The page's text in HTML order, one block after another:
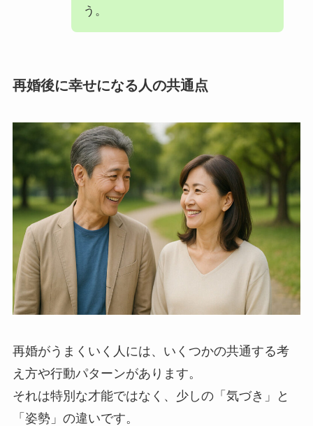
う。
再婚後に幸せになる人の共通点
再婚がうまくいく人には、いくつかの共通する考
え方や行動パターンがあります。
それは特別な才能ではなく、少しの「気づき」と
「姿勢」の違いです。